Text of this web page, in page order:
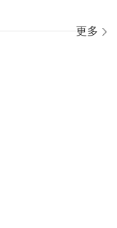
更多